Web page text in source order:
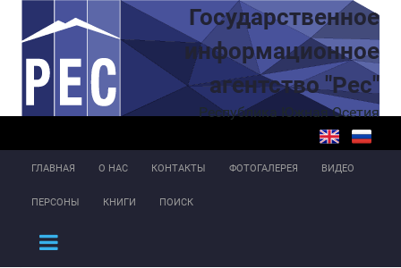
Перейти к основному содержаниюГосударственное
информационное
агентство "Рес"
Республика Южная Осетия
ГЛАВНАЯ О НАС КОНТАКТЫ ФОТОГАЛЕРЕЯ ВИДЕО
ПЕРСОНЫ КНИГИ ПОИСК